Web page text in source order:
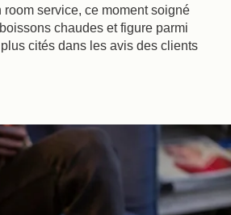
room service, ce moment soigné
chaudes et figure parmi
cités dans les avis des clients